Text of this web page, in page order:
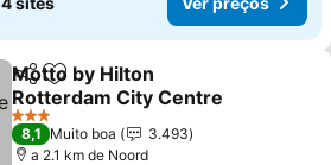
PartilharAdicionar aos favoritos
Motto by Hilton
Rotterdam City Centre
3 Estrelas
8,1 Muito boa
3.493
a 2.1 km de Noord